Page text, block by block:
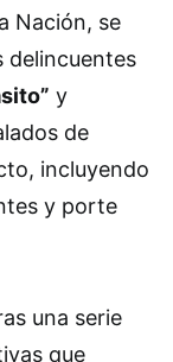
Nación, se
delincuentes
y
de
incluyendo
y porte
una serie
que